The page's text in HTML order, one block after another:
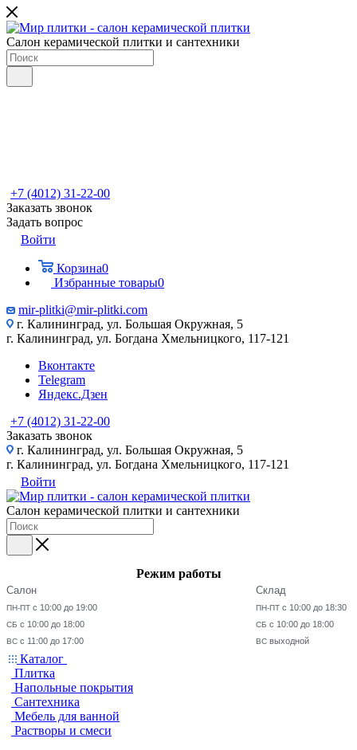
Салон керамической плитки и сантехники
+7 (4012) 31-22-00
Заказать звонок
Задать вопрос
Войти
Корзина0
Избранные товары0
mir-plitki@mir-plitki.com
г. Калининград, ул. Большая Окружная, 5
г. Калининград, ул. Богдана Хмельницкого, 117-121
Вконтакте
Telegram
Яндекс.Дзен
+7 (4012) 31-22-00
Заказать звонок
г. Калининград, ул. Большая Окружная, 5
г. Калининград, ул. Богдана Хмельницкого, 117-121
Войти
Салон керамической плитки и сантехники
Режим работы
Салон
ПН-ПТ с 10:00 до 19:00
СБ с 10:00 до 18:00
ВС с 11:00 до 17:00
Склад
ПН-ПТ с 10:00 до 18:30
СБ с 10:00 до 18:00
ВС выходной
Каталог
Плитка
Напольные покрытия
Сантехника
Мебель для ванной
Растворы и смеси